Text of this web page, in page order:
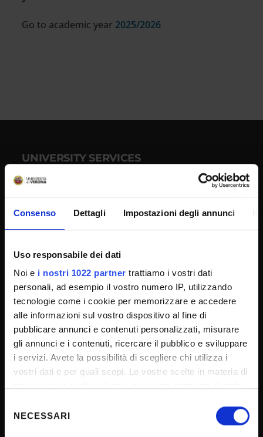
Consenso Dettagli Impostazioni degli annunci
Uso responsabile dei dati
Noi e i nostri 1022 partner trattiamo i vostri dati
personali, ad esempio il vostro numero IP, utilizzando
tecnologie come i cookie per memorizzare e accedere
alle informazioni sul vostro dispositivo al fine di
pubblicare annunci e contenuti personalizzati, misurare
gli annunci e i contenuti, ricercare il pubblico e sviluppare
i servizi. Avete la possibilità di scegliere chi utilizza i
vostri dati e per quali scopi. Le vostre scelte in materia di
modificare o revocare il proprio consenso in qualsiasi
momento dalla Dichiarazione sui cookie o facendo clic
delNECESSARI
Go to academic year 2025/2026
UNIVERSITY SERVICES
Official University Register
Procurement
Notifications
Terms and conditions
Privacy policy
Cookie
Sponsorizzazioni e donazioni
Events
Support us